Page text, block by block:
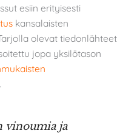
esiin erityisesti
kansalaisten
olevat tiedonlähteet
jopa yksilötason
.
vinoumia ja